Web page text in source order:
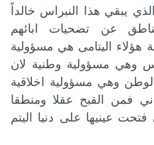
يبقي هذا النبراس خالداً
عن تضحيات ابائهم
هؤلاء اليتامى هي مسؤولية
وهي مسؤولية وطنية لان
وهي مسؤولية اخلاقية
فمن القبح عقلا ومنطقا
عينيها على دنيا اليتم